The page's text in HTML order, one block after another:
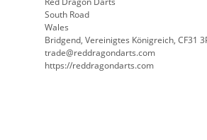
South Road
Wales
Bridgend, Vereinigtes Königreich, CF31
trade@reddragondarts.com
https://reddragondarts.com